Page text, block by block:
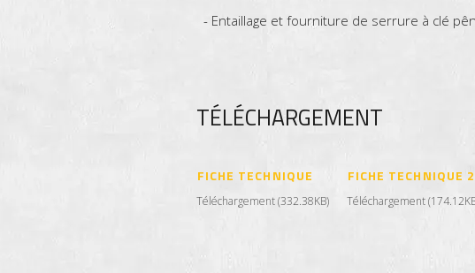
- Entaillage et fourniture de serrure à clé
TÉLÉCHARGEMENT
FICHE TECHNIQUE
Téléchargement (332.38KB)
FICHE TECHNIQUE 2
Téléchargement